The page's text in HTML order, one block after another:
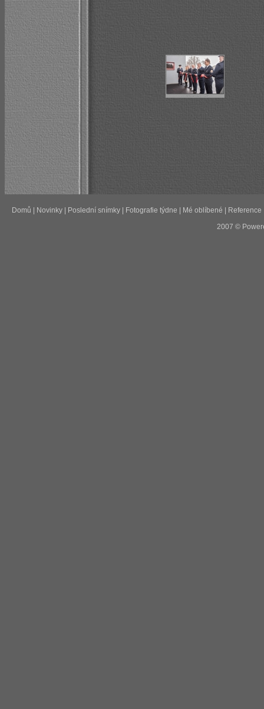
Domů Novinky| Poslední snímky| Fotografie týdne Mé oblíbené Reference
2007 ©